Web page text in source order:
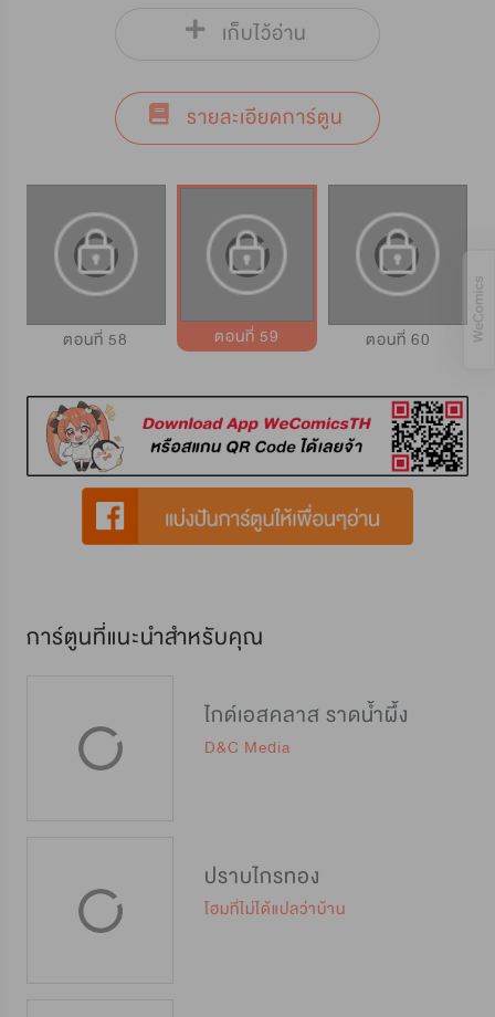
เก็บไว้อ่าน
รายละเอียดการ์ตูน
ตอนที่ 58 ตอนที่ 59 ตอนที่ 60
การ์ตูนที่แนะนำสำหรับคุณ
ไกด์เอสคลาส ราดน้ำผึ้ง
D&C Media
ปราบไกรทอง
โฮมที่ไม่ได้แปลว่าบ้าน